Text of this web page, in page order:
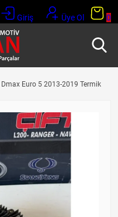
Giriş Üye Ol 0
Dmax Euro 5 2013-2019 Termik